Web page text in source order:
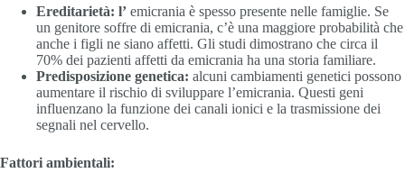
Ereditarietà: l’ emicrania è spesso presente nelle famiglie. Se
un genitore soffre di emicrania, c’è una maggiore probabilità che
anche i figli ne siano affetti. Gli studi dimostrano che circa il
70% dei pazienti affetti da emicrania ha una storia familiare.
Predisposizione genetica: alcuni cambiamenti genetici possono
aumentare il rischio di sviluppare l’emicrania. Questi geni
influenzano la funzione dei canali ionici e la trasmissione dei
segnali nel cervello.
Fattori ambientali: